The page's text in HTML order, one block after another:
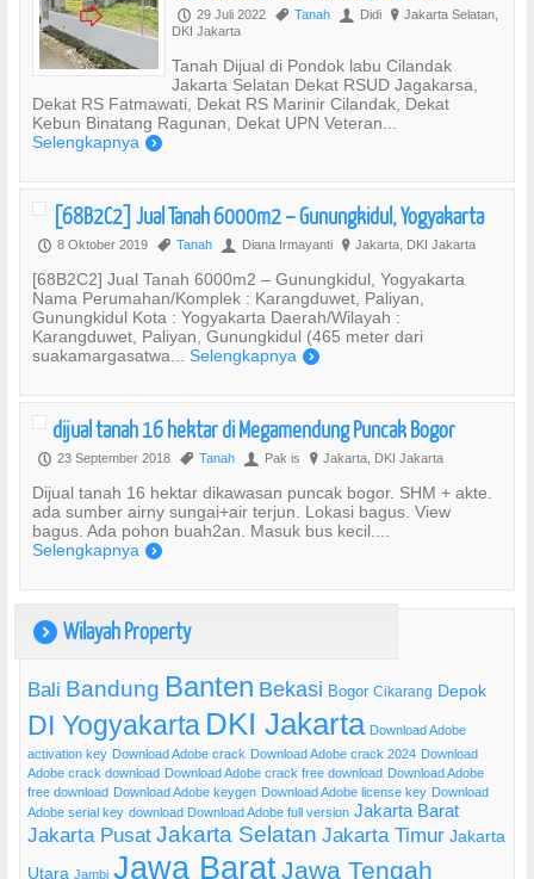
P 29 Juli 2022 , Tanah U Didi ? Jakarta Selatan,
DKI Jakarta
Tanah Dijual di Pondok labu Cilandak
Jakarta Selatan Dekat RSUD Jagakarsa,
Dekat RS Fatmawati, Dekat RS Marinir Cilandak, Dekat
Kebun Binatang Ragunan, Dekat UPN Veteran...
Selengkapnya )
[68B2C2] Jual Tanah 6000m2 – Gunungkidul, Yogyakarta
P 8 Oktober 2019 , Tanah U Diana Irmayanti ? Jakarta, DKI Jakarta
[68B2C2] Jual Tanah 6000m2 – Gunungkidul, Yogyakarta
Nama Perumahan/Komplek : Karangduwet, Paliyan,
Gunungkidul Kota : Yogyakarta Daerah/Wilayah :
Karangduwet, Paliyan, Gunungkidul (465 meter dari
suakamargasatwa... Selengkapnya )
dijual tanah 16 hektar di Megamendung Puncak Bogor
P 23 September 2018 , Tanah U Pak is ? Jakarta, DKI Jakarta
Dijual tanah 16 hektar dikawasan puncak bogor. SHM + akte.
ada sumber airny sungai+air terjun. Lokasi bagus. View
bagus. Ada pohon buah2an. Masuk bus kecil....
Selengkapnya )
) Wilayah Property
Bali Bandung Banten Bekasi Bogor Cikarang Depok
DI Yogyakarta DKI Jakarta Download Adobe
activation key Download Adobe crack Download Adobe crack 2024 Download
Adobe crack download Download Adobe crack free download Download Adobe
free download Download Adobe keygen Download Adobe license key Download
Adobe serial key download Download Adobe full version Jakarta Barat
Jakarta Pusat Jakarta Selatan Jakarta Timur Jakarta
Utara Jambi Jawa BaratJawa Tengah